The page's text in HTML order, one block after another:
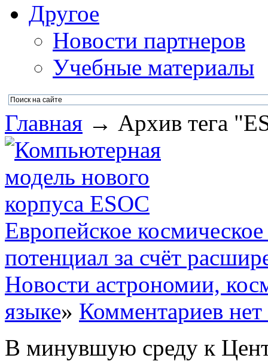
Другое
Новости партнеров
Учебные материалы
Главная → Архив тега
Европейское
потенциал за счёт
Новости астрономии,
языке» Комментариев нет
В минувшую среду к